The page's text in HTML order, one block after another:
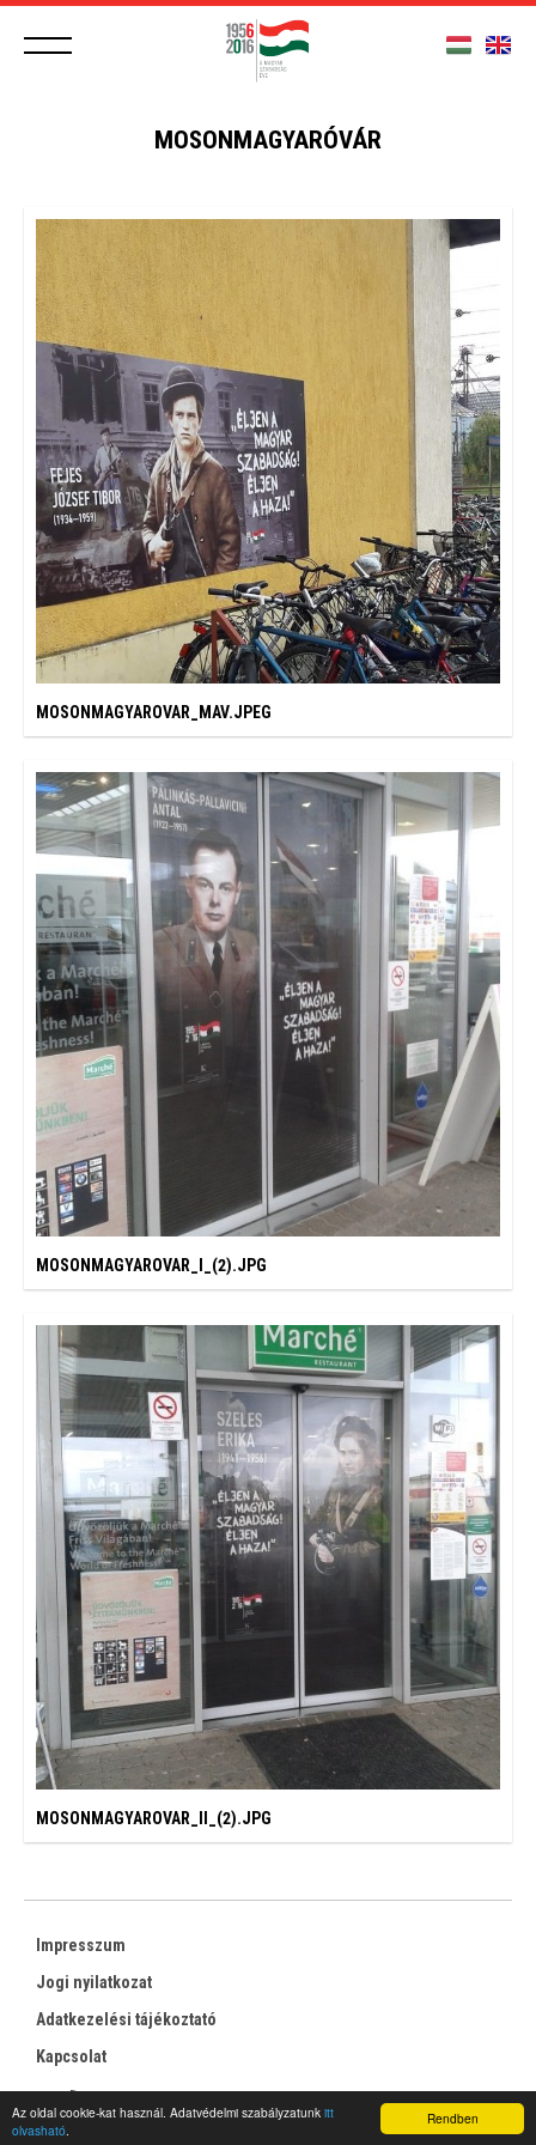
Rendben
Az oldal cookie-kat használ. Adatvédelmi szabályzatunk itt
olvasható.
MOSONMAGYARÓVÁR
MOSONMAGYAROVAR_MAV.JPEG
MOSONMAGYAROVAR_I_(2).JPG
MOSONMAGYAROVAR_II_(2).JPG
Impresszum
Jogi nyilatkozat
Adatkezelési tájékoztató
Kapcsolat